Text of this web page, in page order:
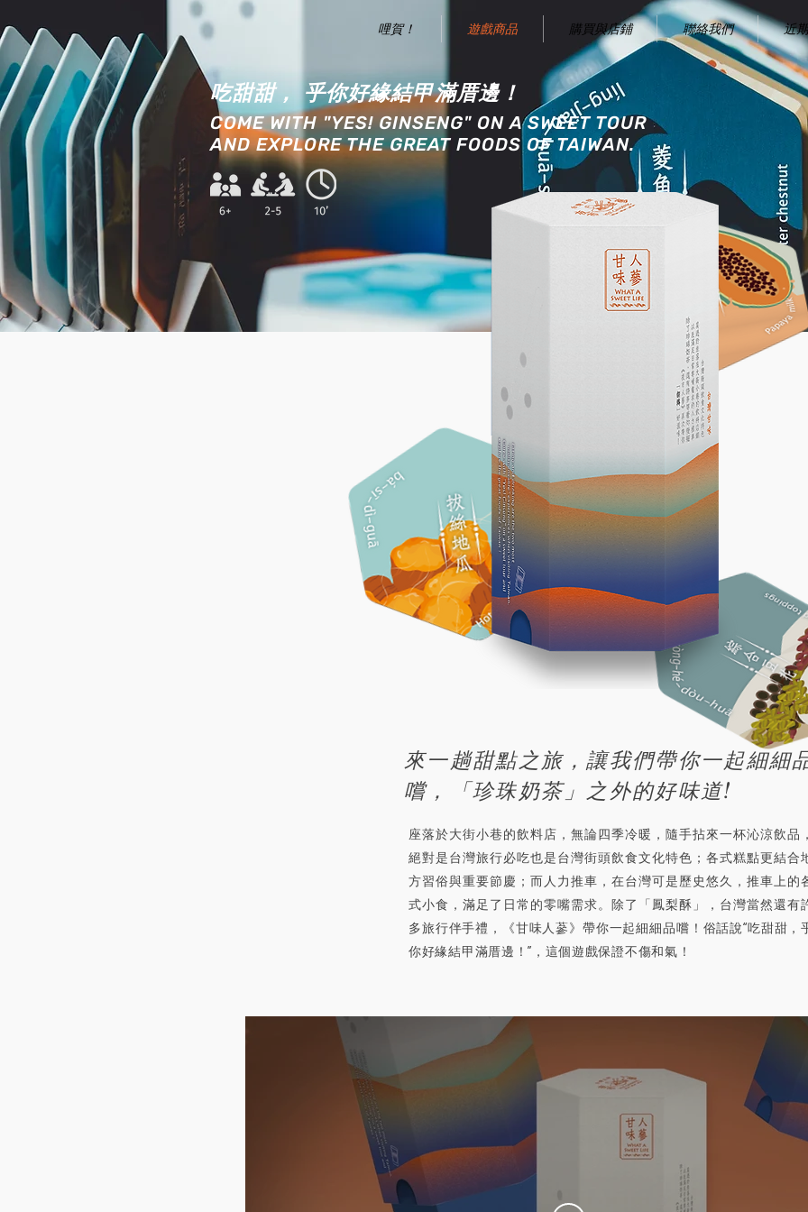
哩賀！ 遊戲商品 購買與店鋪 聯絡我們 近
吃甜甜， 乎你好緣結甲滿厝邊！
COME WITH "YES! GINSENG" ON A SWEET TOUR
AND EXPLORE THE GREAT FOODS OF TAIWAN.
來一趟甜點之旅，讓我們帶你一起細細
嚐，
「珍珠奶茶」之外的好味道!
座落於大街小巷的飲料店，無論四季冷暖，隨手拈來一杯沁涼飲品
絕對是台灣旅行必吃也是台灣街頭飲食文化特色；各式糕點更結合
方習俗與重要節慶；而人力推車，在台灣可是歷史悠久，推車上的
式小食，滿足了日常的零嘴需求。除了「鳳梨酥」，台灣當然還有
多旅行伴手禮，《甘味人蔘》帶你一起細細品嚐！俗話說“吃甜甜，
你好緣結甲滿厝邊！”，這個遊戲保證不傷和氣！